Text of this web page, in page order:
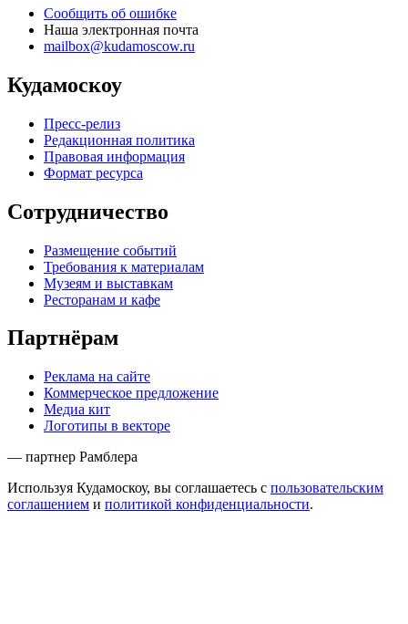
Сообщить об ошибке
Наша электронная почта
mailbox@kudamoscow.ru
Кудамоскоу
Пресс-релиз
Редакционная политика
Правовая информация
Формат ресурса
Сотрудничество
Размещение событий
Требования к материалам
Музеям и выставкам
Ресторанам и кафе
Партнёрам
Реклама на сайте
Коммерческое предложение
Медиа кит
Логотипы в векторе
— партнер Рамблера
Используя Кудамоскоу, вы соглашаетесь с пользовательским
соглашением и политикой конфиденциальности.